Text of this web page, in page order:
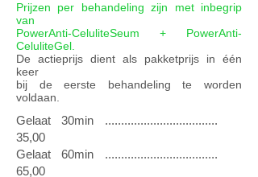
Prijzen per behandeling zijn met inbegrip
van
PowerAnti-CeluliteSeum + PowerAnti-
CeluliteGel.
De actieprijs dient als pakketprijs in één
keer
bij de eerste behandeling te worden
voldaan.
Gelaat 30min ...................................
35,00
Gelaat 60min ...................................
65,00